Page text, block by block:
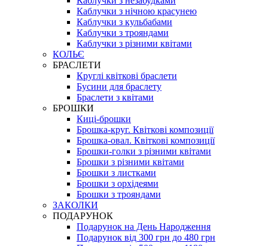
Каблучки з нічною красунею
Каблучки з кульбабами
Каблучки з трояндами
Каблучки з різними квітами
КОЛЬЄ
БРАСЛЕТИ
Круглі квіткові браслети
Бусини для браслету
Браслети з квітами
БРОШКИ
Киці-брошки
Брошка-круг. Квіткові композиції
Брошка-овал. Квіткові композиції
Брошки-голки з різними квітами
Брошки з різними квітами
Брошки з листками
Брошки з орхідеями
Брошки з трояндами
ЗАКОЛКИ
ПОДАРУНОК
Подарунок на День Народження
Подарунок від 300 грн до 480 грн